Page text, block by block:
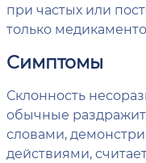
при частых или
только
Симптомы
Склонность
обычные
словами,
действиями,